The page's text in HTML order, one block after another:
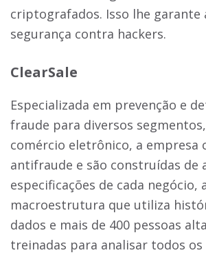
criptografados. Isso lhe garante
segurança contra hackers.
ClearSale
Especializada em prevenção e
fraude para diversos
comércio eletrônico, a empresa
antifraude e são construídas de
especificações de cada negócio,
macroestrutura que utiliza
dados e mais de 400 pessoas
treinadas para analisar todos os